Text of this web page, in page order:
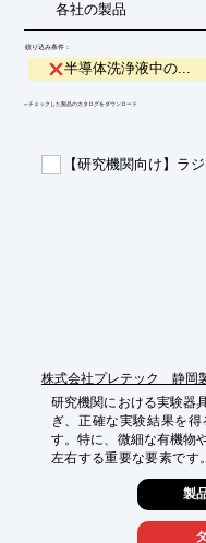
各社の製品
絞り込み条件：
半導体洗浄液中の...
​▼チェックした製品のカタログをダウンロード
【研究機関向け】ラ
株式会社プレテック 静岡
研究機関における実験器
ぎ、正確な実験結果を
す。特に、微細な有機物
左右する重要な要素です
ルを効率的に生成し、こ
【活用シーン】
・実験器具の洗浄
製